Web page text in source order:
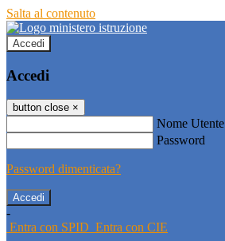
Salta al contenuto
Accedi
Accedi
button close ×
Nome Utente
Password
Password dimenticata?
-
Entra con SPID Entra con CIE